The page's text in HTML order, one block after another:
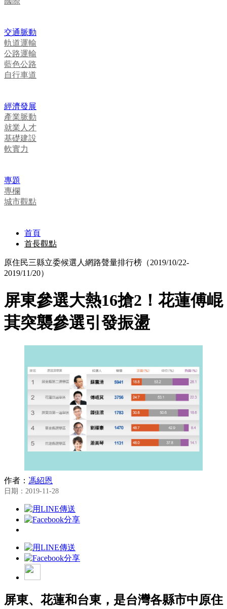
交通脈動
軌道運輸
公路運輸
藍色公路
自行車道
經濟發展
產業脈動
就業人才
基礎建設
軟實力
專題
專欄
城市觀點
首頁
首長觀點
原住民三縣立委候選人網路聲量排行榜（2019/10/22-
2019/11/20）
屏東參選大熱16搶2！花蓮傅崐
萁突襲參選引發振盪
作者： 馮紹恩
日期：2019-11-28
屏東、花蓮和台東，是台灣各縣市中原住